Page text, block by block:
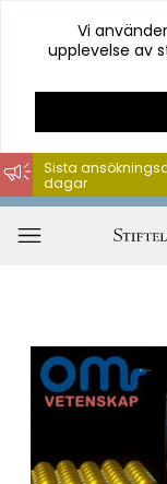
Hoppa
till
innehåll
Vi
upplevelse av
Sista
dagar